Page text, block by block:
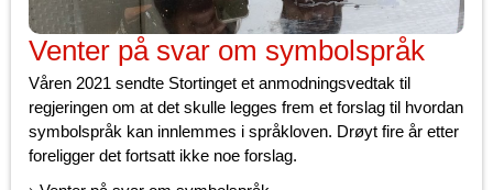
Venter på svar om symbolspråk
Våren 2021 sendte Stortinget et anmodningsvedtak til
regjeringen om at det skulle legges frem et forslag til hvordan
symbolspråk kan innlemmes i språkloven. Drøyt fire år etter
foreligger det fortsatt ikke noe forslag.